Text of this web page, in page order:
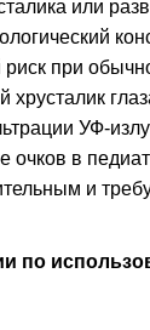
или
при
хрусталик
УФ-
очков в
и
по